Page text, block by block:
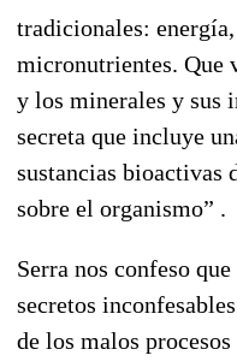
tradicionales:
micronutrientes. Que
y los minerales y sus
secreta que incluye
sustancias bioactivas
sobre el organismo” .
Serra nos confeso
secretos
de los malos